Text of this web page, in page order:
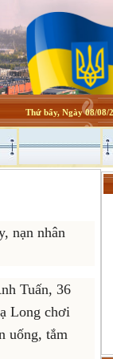
Thứ bẩy, Ngày 08/08/
nạn nhân
Tuấn, 36
Long chơi
uống, tắm